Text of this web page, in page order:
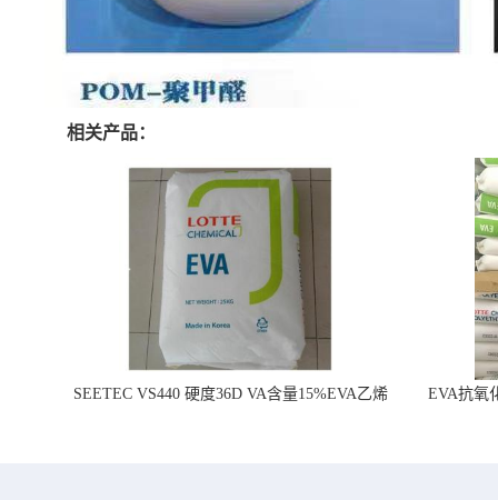
相关产品：
SEETEC VS440 硬度36D VA含量15%EVA乙烯
EVA抗氧